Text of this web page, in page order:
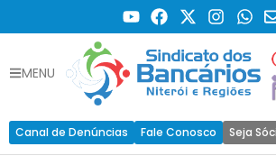
MENU
Canal de Denúncias Fale Conosco Seja